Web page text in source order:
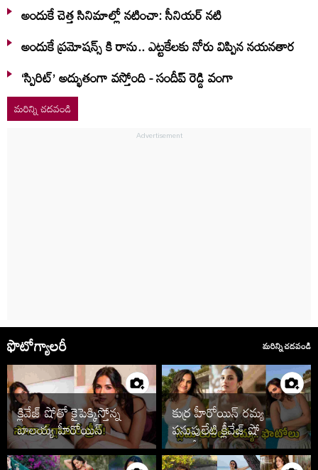
అందుకే చెత్త సినిమాల్లో నటించా: సీనియర్ నటి
అందుకే ప్రమోషన్స్ కి రాను.. ఎట్టకేలకు నోరు విప్పిన నయనతార
‘స్పిరిట్’ అద్భుతంగా వస్తోంది - సందీప్ రెడ్డి వంగా
మరిన్ని చదవండి
ఫొటోగ్యాలరీ మరిన్ని చదవండి
క్లివేజ్ షోతో కైపెక్కిస్తోన్న
బాలయ్య హీరోయిన్
కుర్ర హీరోయిన్ రమ్య
పసుపులేటి క్లీవేజ్ షో
ఫొటోలు